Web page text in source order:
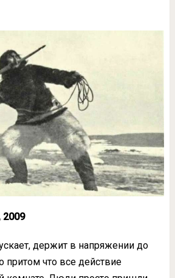
2009
держит в напряжении до
притом что все действие